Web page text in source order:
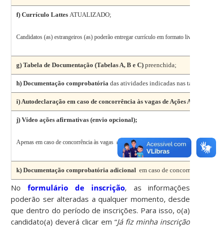
f)Currículo Lattes ATUALIZADO;
Candidatos (as) estrangeiros (as) poderão entregar currículo em formato livre.
g)Tabela de Documentação(Tabelas A, B e C) preenchida;
h)Documentação comprobatória das atividades indicadas nas tabelas A, B
i) Autodeclaração em caso de concorrência às vagas de Ações
j)Vídeo ações afirmativas(envio opcional);
Apenas em caso de concorrência às vagas reservadas para Pretos ou Pardos, gravado seguindo
k) Documentação comprobatória adicional em caso de concorrência às
Noformulário de inscrição, as informações
poderão ser alteradas a qualquer momento, desde
que dentro do período de inscrições. Para isso, o(a)
candidato(a) deverá clicar em “Já fiz minha inscrição